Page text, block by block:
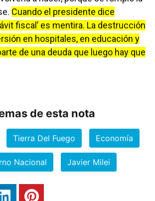
Cuando el presidente dice
fiscal’ es mentira. La destrucción
en hospitales, en educación y
de una deuda que luego hay que
de esta nota
Tierra Del Fuego Economía
Nacional Javier Milei